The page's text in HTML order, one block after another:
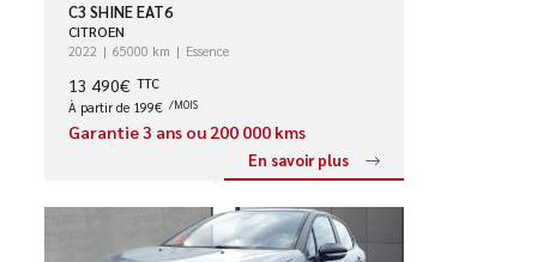
C3 SHINE EAT6
CITROEN
2022 65000 km Essence
13 490€ TTC
À partir de 199€ /MOIS
Garantie 3 ans ou 200 000 kms
En savoir plus